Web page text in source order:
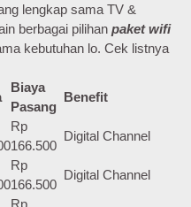
lengkap sama TV &
berbagai pilihan paket wifi
kebutuhan lo. Cek listnya
Biaya
Pasang
Benefit
Rp
166.500
Digital Channel
Rp
166.500
Digital Channel
Rp